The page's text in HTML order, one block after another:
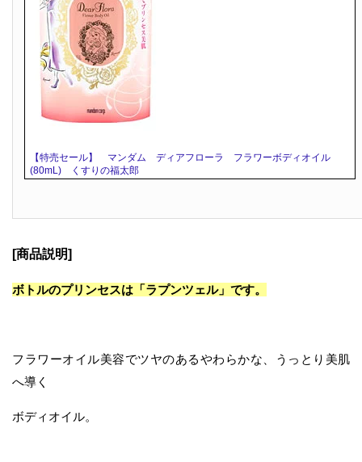
【特売セール】 マンダム ディアフローラ フラワーボディオイル
(80mL) くすりの福太郎
[商品説明]
ボトルのプリンセスは「ラプンツェル」です。
フラワーオイル美容でツヤのあるやわらかな、うっとり美肌
へ導く
ボディオイル。